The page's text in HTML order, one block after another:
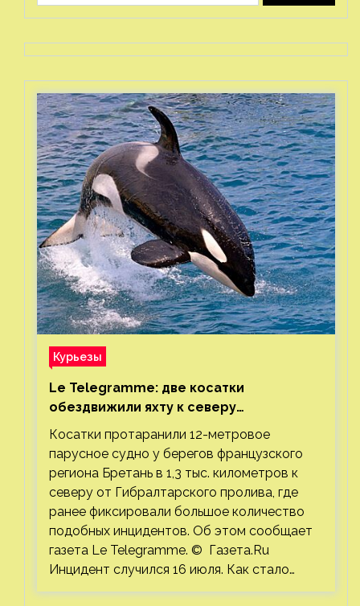
Курьезы
Le Telegramme: две косатки
обездвижили яхту к северу
от Гибралтарского пролива
Косатки протаранили 12-метровое
парусное судно у берегов французского
региона Бретань в 1,3 тыс. километров к
северу от Гибралтарского пролива, где
ранее фиксировали большое количество
подобных инцидентов. Об этом сообщает
газета Le Telegramme. © Газета.Ru
Инцидент случился 16 июля. Как стало…